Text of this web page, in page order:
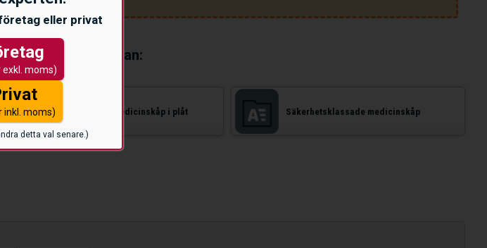
eller privat
exkl. moms)
inkl. moms)
detta val senare.)
medicinskåp nedan:
Väggmonterade medicinskåp i plåt Säkerhetsklassade medicinskåp